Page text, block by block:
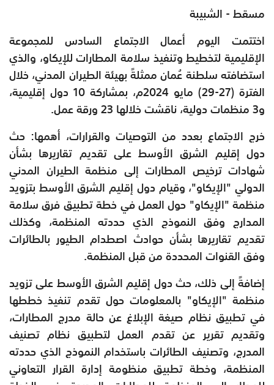
مسقط - الشبيبة
اختتمت اليوم أعمال الاجتماع السادس للمجموعة
الإقليمية لتخطيط وتنفيذ سلامة المطارات للإيكاو، والذي
استضافته سلطنة عُمان ممثلةً بهيئة الطيران المدني، خلال
الفترة (27-29) مايو 2024م، بمشاركة 10 دول إقليمية،
و3 منظمات دولية، ناقشت خلالها 23 ورقة عمل.
خرج الاجتماع بعدد من التوصيات والقرارات، أهمها: حث
دول إقليم الشرق الأوسط على تقديم تقاريرها بشأن
شهادات ترخيص المطارات إلى منظمة الطيران المدني
الدولي "الإيكاو"، وقيام دول إقليم الشرق الأوسط بتزويد
منظمة "الإيكاو" حول العمل في خطة تطبيق فرق سلامة
المدارج وفق النموذج الذي حددته المنظمة، وكذلك
تقديم تقاريرها بشأن حوادث اصطدام الطيور بالطائرات
وفق القنوات المحددة من قبل المنظمة.
إضافةً إلى ذلك، حث دول إقليم الشرق الأوسط على تزويد
منظمة "الإيكاو" بالمعلومات حول تقدم تنفيذ خططها
في تطبيق نظام صيغة الإبلاغ عن حالة مدرج المطارات،
وتقديم تقرير عن تقدم العمل لتطبيق نظام تصنيف
المدرج، وتصنيف الطائرات باستخدام النموذج الذي حددته
المنظمة، وخطة تطبيق منظومة إدارة القرار التعاوني